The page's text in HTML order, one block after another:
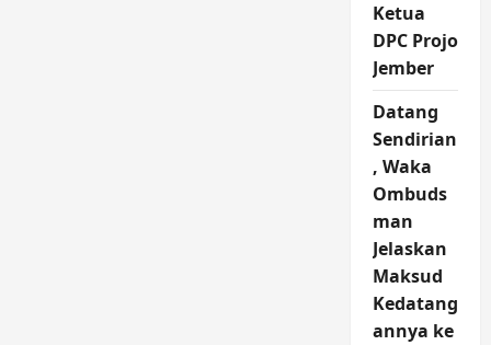
Ketua
DPC Projo
Jember
Datang
Sendirian
, Waka
Ombuds
man
Jelaskan
Maksud
Kedatang
annya ke